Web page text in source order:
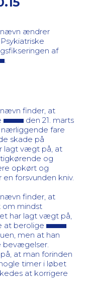
ændrer
af
finder, at
den 21. marts
nærliggende fare
skade på
lagt vægt på, at
og
opkørt og
forsvunden kniv.
finder, at
om mindst
har lagt vægt på,
at berolige
men at han
bevægelser.
at man forinden
timer i løbet
at korrigere